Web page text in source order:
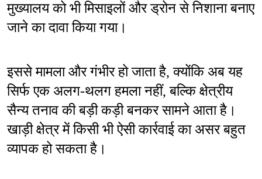
मुख्यालय को भी मिसाइलों और ड्रोन से निशाना बनाए
जाने का दावा किया गया।
इससे मामला और गंभीर हो जाता है, क्योंकि अब यह
सिर्फ एक अलग-थलग हमला नहीं, बल्कि क्षेत्रीय
सैन्य तनाव की बड़ी कड़ी बनकर सामने आता है।
खाड़ी क्षेत्र में किसी भी ऐसी कार्रवाई का असर बहुत
व्यापक हो सकता है।